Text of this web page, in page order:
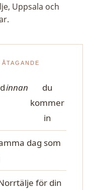
Uppsala och
innan
du
kommer
in
dag som
för din